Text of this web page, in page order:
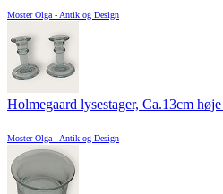
Moster Olga - Antik og Design
Holmegaard lysestager, Ca.13cm
Moster Olga - Antik og Design